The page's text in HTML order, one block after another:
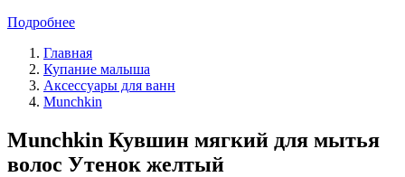
Подробнее
Главная
Купание малыша
Аксессуары для ванн
Munchkin
Munchkin Кувшин мягкий для мытья
волос Утенок желтый